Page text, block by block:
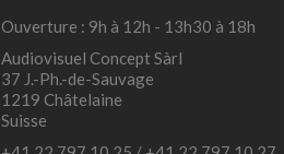
Ouverture : 9h à 12h - 13h30 à 18h
Audiovisuel Concept Sàrl
37 J.-Ph.-de-Sauvage
1219 Châtelaine
Suisse